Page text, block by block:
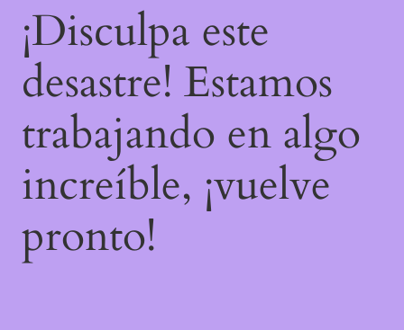
¡Disculpa este
desastre! Estamos
trabajando en algo
increíble, ¡vuelve
pronto!